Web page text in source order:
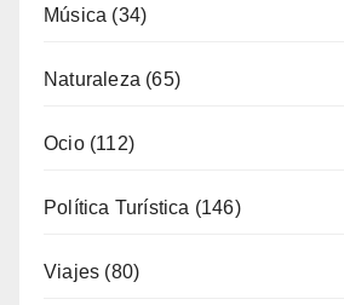
Música (34)
Naturaleza (65)
Ocio(112)
Política Turística (146)
Viajes (80)